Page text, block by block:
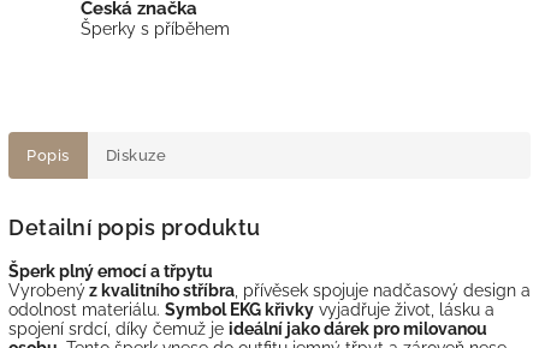
Česká značka
Šperky s příběhem
Popis Diskuze
Detailní popis produktu
Šperk plný emocí a třpytu
Vyrobenýz kvalitního stříbra , přívěsek spojuje nadčasový design a
odolnost materiálu. Symbol EKG křivky vyjadřuje život, lásku a
spojení srdcí, díky čemuž je ideální jako dárek pro milovanou